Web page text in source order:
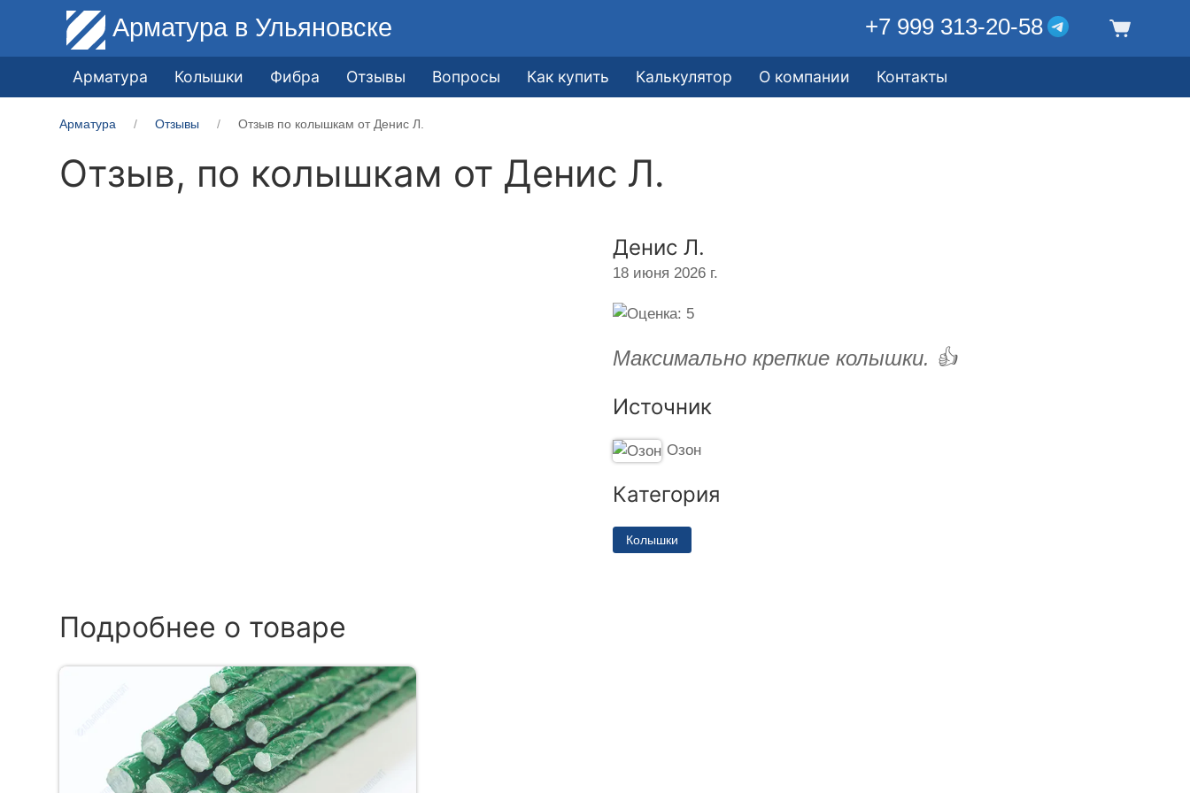
Арматура в Ульяновске +7 999 313-20-58
Арматура Колышки Фибра Отзывы Вопросы Как купить Калькулятор О компании Контакты
Арматура Отзывы Отзыв по колышкам от Денис Л.
Отзыв, по колышкам от Денис Л.
Денис Л.
18 июня 2026 г.
Максимально крепкие колышки. 👍
Источник
Озон
Категория
Колышки
Подробнее о товаре